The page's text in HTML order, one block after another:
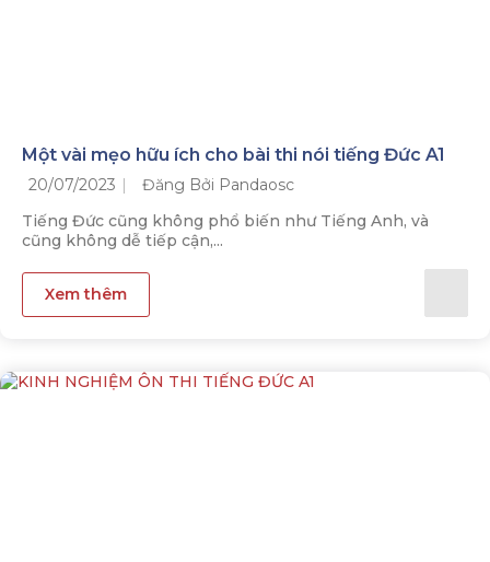
Một vài mẹo hữu ích cho bài thi nói tiếng Đức A1
20/07/2023
Đăng Bởi Pandaosc
Tiếng Đức cũng không phổ biến như Tiếng Anh, và
cũng không dễ tiếp cận,...
Xem thêm